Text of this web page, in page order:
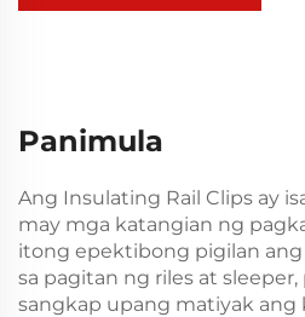
Panimula
Ang Insulating Rail Clips ay
may mga katangian ng
itong epektibong pigilan
sa pagitan ng riles at sleeper,
sangkap upang matiyak ang